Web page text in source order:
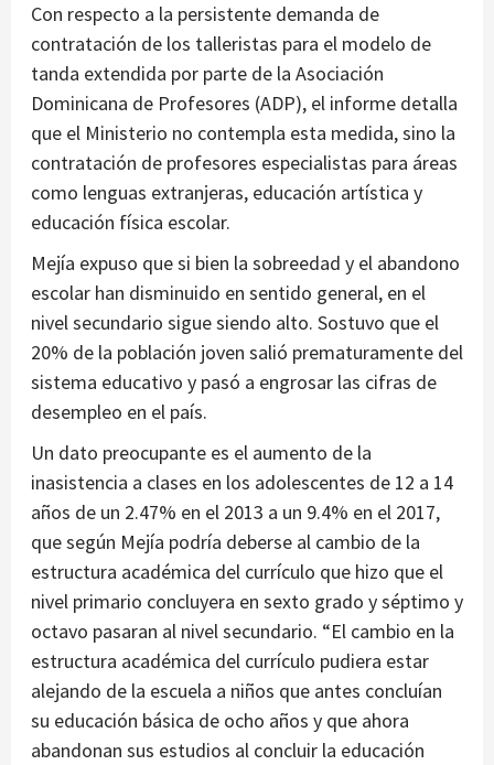
Con respecto a la persistente demanda de
contratación de los talleristas para el modelo de
tanda extendida por parte de la Asociación
Dominicana de Profesores (ADP), el informe detalla
que el Ministerio no contempla esta medida, sino la
contratación de profesores especialistas para áreas
como lenguas extranjeras, educación artística y
educación física escolar.
Mejía expuso que si bien la sobreedad y el abandono
escolar han disminuido en sentido general, en el
nivel secundario sigue siendo alto. Sostuvo que el
20% de la población joven salió prematuramente del
sistema educativo y pasó a engrosar las cifras de
desempleo en el país.
Un dato preocupante es el aumento de la
inasistencia a clases en los adolescentes de 12 a 14
años de un 2.47% en el 2013 a un 9.4% en el 2017,
que según Mejía podría deberse al cambio de la
estructura académica del currículo que hizo que el
nivel primario concluyera en sexto grado y séptimo y
octavo pasaran al nivel secundario. “El cambio en la
estructura académica del currículo pudiera estar
alejando de la escuela a niños que antes concluían
su educación básica de ocho años y que ahora
abandonan sus estudios al concluir la educación